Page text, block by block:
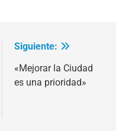
Siguiente:
«Mejorar la Ciudad
es una prioridad»